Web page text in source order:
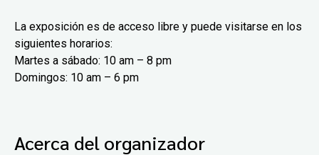
La exposición es de acceso libre y puede visitarse en los
siguientes horarios:
Martes a sábado: 10 am – 8 pm
Domingos: 10 am – 6 pm
Acerca del organizador